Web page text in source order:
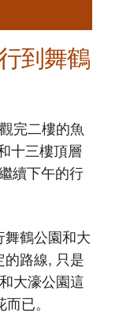
到舞鶴
完二樓的魚
十三樓頂層
續下午的行
鶴公園和大
路線, 只是
大濠公園這
已。